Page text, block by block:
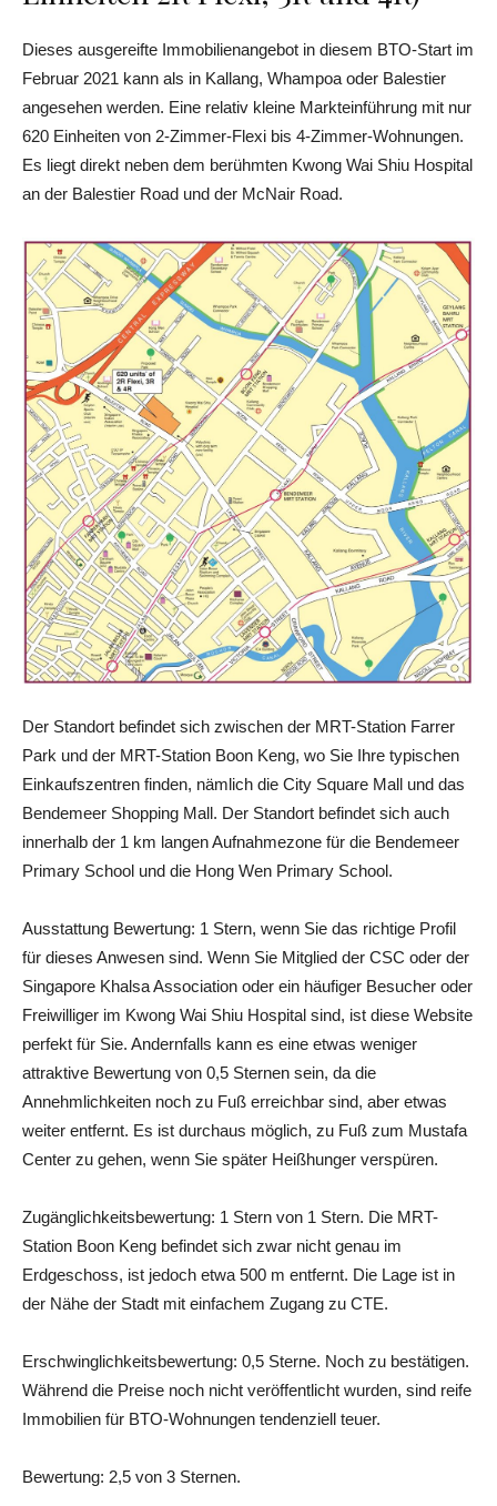
Dieses ausgereifte Immobilienangebot in diesem BTO-Start im
Februar 2021 kann als in Kallang, Whampoa oder Balestier
angesehen werden. Eine relativ kleine Markteinführung mit nur
620 Einheiten von 2-Zimmer-Flexi bis 4-Zimmer-Wohnungen.
Es liegt direkt neben dem berühmten Kwong Wai Shiu Hospital
an der Balestier Road und der McNair Road.
Der Standort befindet sich zwischen der MRT-Station Farrer
Park und der MRT-Station Boon Keng, wo Sie Ihre typischen
Einkaufszentren finden, nämlich die City Square Mall und das
Bendemeer Shopping Mall. Der Standort befindet sich auch
innerhalb der 1 km langen Aufnahmezone für die Bendemeer
Primary School und die Hong Wen Primary School.
Ausstattung Bewertung: 1 Stern, wenn Sie das richtige Profil
für dieses Anwesen sind. Wenn Sie Mitglied der CSC oder der
Singapore Khalsa Association oder ein häufiger Besucher oder
Freiwilliger im Kwong Wai Shiu Hospital sind, ist diese Website
perfekt für Sie. Andernfalls kann es eine etwas weniger
attraktive Bewertung von 0,5 Sternen sein, da die
Annehmlichkeiten noch zu Fuß erreichbar sind, aber etwas
weiter entfernt. Es ist durchaus möglich, zu Fuß zum Mustafa
Center zu gehen, wenn Sie später Heißhunger verspüren.
Zugänglichkeitsbewertung: 1 Stern von 1 Stern. Die MRT-
Station Boon Keng befindet sich zwar nicht genau im
Erdgeschoss, ist jedoch etwa 500 m entfernt. Die Lage ist in
der Nähe der Stadt mit einfachem Zugang zu CTE.
Erschwinglichkeitsbewertung: 0,5 Sterne. Noch zu bestätigen.
Während die Preise noch nicht veröffentlicht wurden, sind reife
Immobilien für BTO-Wohnungen tendenziell teuer.
Bewertung: 2,5 von 3 Sternen.